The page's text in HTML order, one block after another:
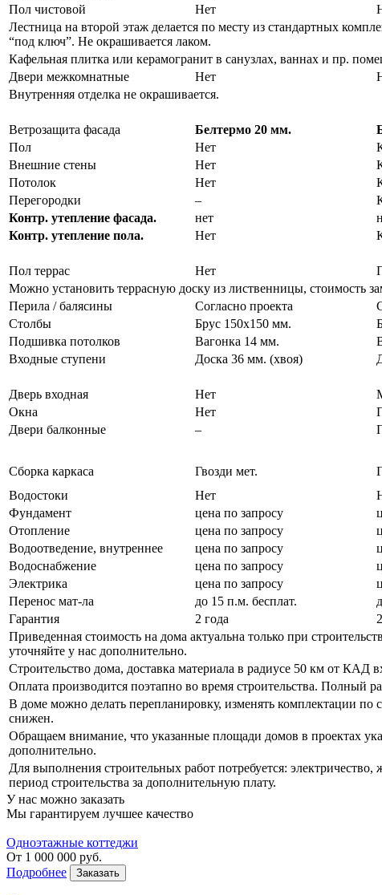
Пол чистовой
Нет
Лестница на второй этаж делается по месту из стандартных
“под ключ”. Не окрашивается лаком.
Кафельная плитка или керамогранит в санузлах, ваннах и пр.
Двери межкомнатные
Нет
Внутренняя отделка не окрашивается.
Ветрозащита фасада
Белтермо 20 мм.
Пол
Нет
Внешние стены
Нет
Потолок
Нет
Перегородки
–
Контр. утепление фасада.
нет
Контр. утепление пола.
Нет
Пол террас
Нет
Можно установить террасную доску из лиственницы, стоимость
Перила / балясины
Согласно проекта
Cтолбы
Брус 150х150 мм.
Подшивка потолков
Вагонка 14 мм.
Входные ступени
Доска 36 мм. (хвоя)
Дверь входная
Нет
Окна
Нет
Двери балконные
–
Сборка каркаса
Гвозди мет.
Водостоки Нет
Фундамент
цена по запросу
Отопление
цена по запросу
Водоотведение, внутреннее
цена по запросу
Водоснабжение
цена по запросу
Электрика
цена по запросу
Перенос мат-ла
до 15 п.м. бесплат.
Гарантия
2 года
Приведенная стоимость на дома актуальна только при
уточняйте у нас дополнительно.
Строительство дома, доставка материала в радиусе 50 км от КАД
Оплата производится поэтапно во время строительства. Полный
В доме можно делать перепланировку, изменять комплектации
снижен.
Обращаем внимание, что указанные площади домов в проектах
дополнительно.
Для выполнения строительных работ потребуется:
период строительства за дополнительную плату.
У нас можно заказать
Мы гарантируем лучшее качество
Одноэтажные коттеджи
От 1 000 000 руб.
Подробнее
Заказать